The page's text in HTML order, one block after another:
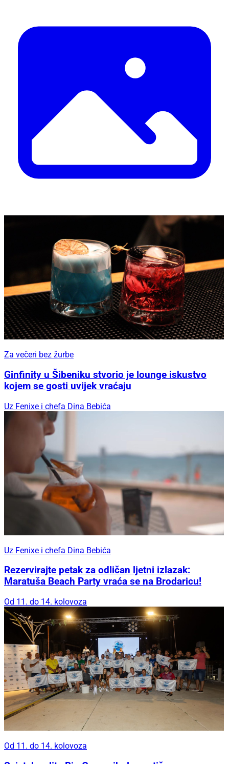
Za večeri bez žurbe
Ginfinity u Šibeniku stvorio je lounge iskustvo
kojem se gosti uvijek vraćaju
Uz Fenixe i chefa Dina Bebića
Uz Fenixe i chefa Dina Bebića
Rezervirajte petak za odličan ljetni izlazak:
Maratuša Beach Party vraća se na Brodaricu!
Od 11. do 14. kolovoza
Od 11. do 14. kolovoza